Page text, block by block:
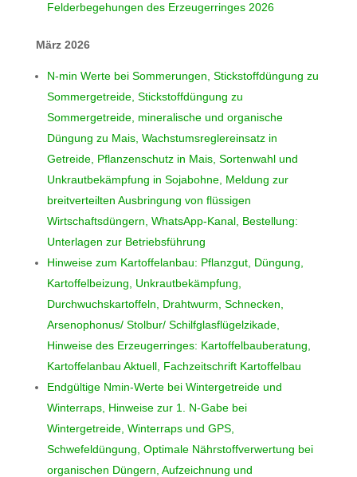
Felderbegehungen des Erzeugerringes 2026
März 2026
N-min Werte bei Sommerungen, Stickstoffdüngung zu
Sommergetreide, Stickstoffdüngung zu
Sommergetreide, mineralische und organische
Düngung zu Mais, Wachstumsreglereinsatz in
Getreide, Pflanzenschutz in Mais, Sortenwahl und
Unkrautbekämpfung in Sojabohne, Meldung zur
breitverteilten Ausbringung von flüssigen
Wirtschaftsdüngern, WhatsApp-Kanal, Bestellung:
Unterlagen zur Betriebsführung
Hinweise zum Kartoffelanbau: Pflanzgut, Düngung,
Kartoffelbeizung, Unkrautbekämpfung,
Durchwuchskartoffeln, Drahtwurm, Schnecken,
Arsenophonus/ Stolbur/ Schilfglasflügelzikade,
Hinweise des Erzeugerringes: Kartoffelbauberatung,
Kartoffelanbau Aktuell, Fachzeitschrift Kartoffelbau
Endgültige Nmin-Werte bei Wintergetreide und
Winterraps, Hinweise zur 1. N-Gabe bei
Wintergetreide, Winterraps und GPS,
Schwefeldüngung, Optimale Nährstoffverwertung bei
organischen Düngern, Aufzeichnung und